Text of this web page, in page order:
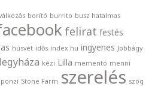
borító burrito busz hatalmas
felirat festés
húsvét idős index.hu ingyenes Jobbágy
kézi Lilla mementó menni
ponzi Stone Farm szerelés szög